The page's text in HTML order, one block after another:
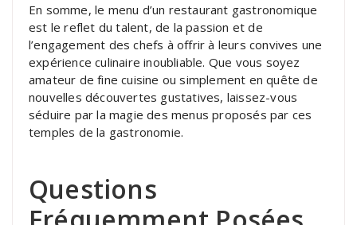
En somme, le menu d’un restaurant gastronomique
est le reflet du talent, de la passion et de
l’engagement des chefs à offrir à leurs convives une
expérience culinaire inoubliable. Que vous soyez
amateur de fine cuisine ou simplement en quête de
nouvelles découvertes gustatives, laissez-vous
séduire par la magie des menus proposés par ces
temples de la gastronomie.
Questions